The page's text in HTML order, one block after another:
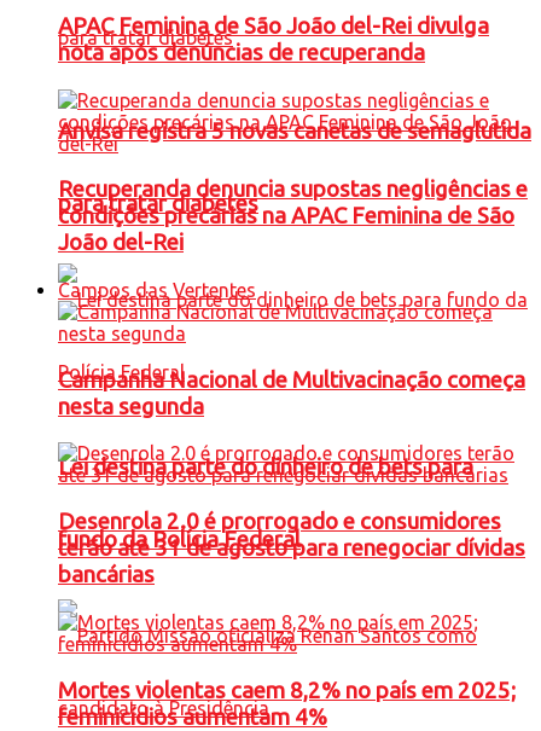
Anvisa registra 5 novas canetas de semaglutida
para tratar diabetes
Lei destina parte do dinheiro de bets para
fundo da Polícia Federal
APAC Feminina de São João del-Rei divulga
nota após denúncias de recuperanda
Recuperanda denuncia supostas negligências e
condições precárias na APAC Feminina de São
João del-Rei
Campos das Vertentes
Campanha Nacional de Multivacinação começa
nesta segunda
Desenrola 2.0 é prorrogado e consumidores
terão até 31 de agosto para renegociar dívidas
bancárias
Mortes violentas caem 8,2% no país em 2025;
feminicídios aumentam 4%